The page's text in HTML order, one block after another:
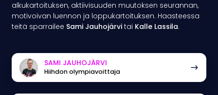
alkukartoituksen, aktiivisuuden muutoksen seurannan,
motivoivan luennon ja loppukartoituksen. Haasteessa
teitä sparrailee Sami Jauhojärvi tai Kalle Lassila.
SAMI JAUHOJÄRVI
Hiihdon olympiavoittaja
Sami
Jauhojärvi